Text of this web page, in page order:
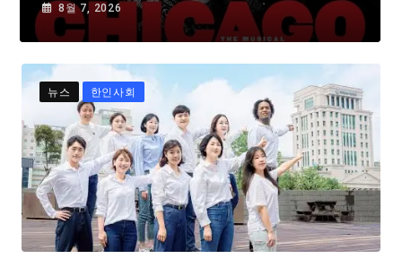
8월 7, 2026
뉴스 한인사회